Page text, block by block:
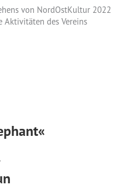
von NordOstKultur 2022
Aktivitäten des Vereins